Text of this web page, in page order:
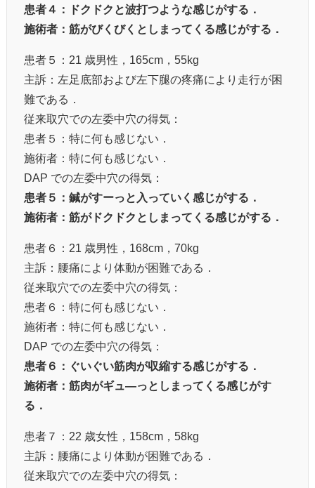
患者４：ドクドクと波打つような感じがする．
施術者：筋がびくびくとしまってくる感じがする．
患者５：21 歳男性，165cm，55kg
主訴：左足底部および左下腿の疼痛により走行が困
難である．
従来取穴での左委中穴の得気：
患者５：特に何も感じない．
施術者：特に何も感じない．
DAP での左委中穴の得気：
患者５：鍼がすーっと入っていく感じがする．
施術者：筋がドクドクとしまってくる感じがする．
患者６：21 歳男性，168cm，70kg
主訴：腰痛により体動が困難である．
従来取穴での左委中穴の得気：
患者６：特に何も感じない．
施術者：特に何も感じない．
DAP での左委中穴の得気：
患者６：ぐいぐい筋肉が収縮する感じがする．
施術者：筋肉がギュ―っとしまってくる感じがす
る．
患者７：22 歳女性，158cm，58kg
主訴：腰痛により体動が困難である．
従来取穴での左委中穴の得気：